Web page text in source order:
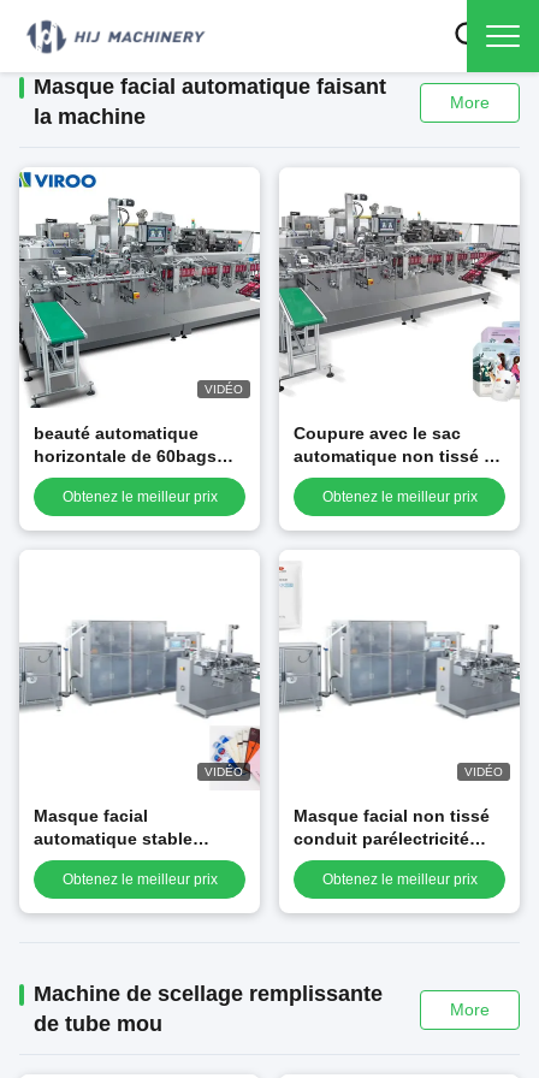
Masque facial automatique faisant
la machine
More
VIDÉO
beauté automatique
horizontale de 60bags
Min Face Mask Packing
Machine
Obtenez le meilleur prix
Coupure avec le sac
automatique non tissé se
pliant de machine de
masque de fonction
faciale de masque
Obtenez le meilleur prix
VIDÉO
Masque facial
automatique stable
faisant la machine,
masque non tissé faisant
Obtenez le meilleur prix
VIDÉO
Masque facial non tissé
conduit parélectricité
faisant la machine à
emballer latérale de
Obtenez le meilleur prix
Machine de scellage remplissante
de tube mou
More